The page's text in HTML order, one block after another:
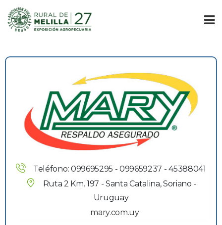
Teléfono: 099695295 - 099659237 - 45388041
Ruta 2 Km. 197 - Santa Catalina, Soriano -
Uruguay
mary.com.uy